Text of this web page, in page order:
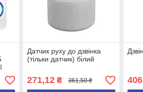
Датчик руху до дзвінка
(тільки датчик) білий
271,12₴ 361,50 ₴